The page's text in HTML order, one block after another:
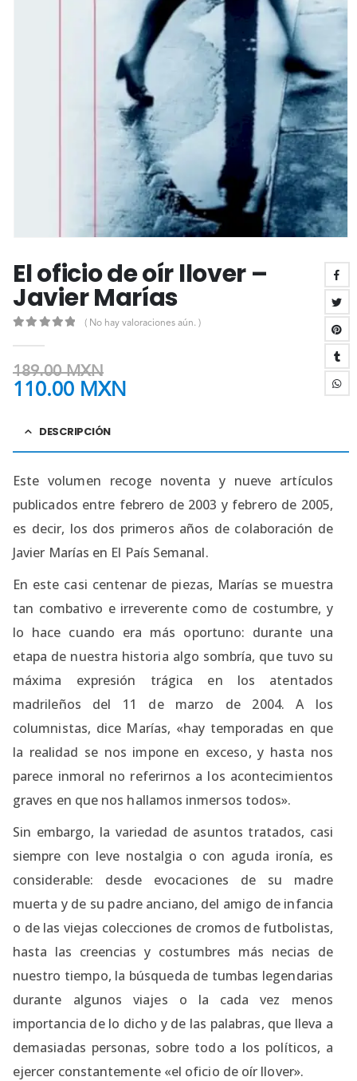
El oficio de oír llover –
Javier Marías
( No hay valoraciones aún. )
189.00MXN
110.00 MXN
DESCRIPCIÓN
Este volumen recoge noventa y nueve artículos
publicados entre febrero de 2003 y febrero de 2005,
es decir, los dos primeros años de colaboración de
Javier Marías en El País Semanal.
En este casi centenar de piezas, Marías se muestra
tan combativo e irreverente como de costumbre, y
lo hace cuando era más oportuno: durante una
etapa de nuestra historia algo sombría, que tuvo su
máxima expresión trágica en los atentados
madrileños del 11 de marzo de 2004. A los
columnistas, dice Marías, «hay temporadas en que
la realidad se nos impone en exceso, y hasta nos
parece inmoral no referirnos a los acontecimientos
graves en que nos hallamos inmersos todos».
Sin embargo, la variedad de asuntos tratados, casi
siempre con leve nostalgia o con aguda ironía, es
considerable: desde evocaciones de su madre
muerta y de su padre anciano, del amigo de infancia
o de las viejas colecciones de cromos de futbolistas,
hasta las creencias y costumbres más necias de
nuestro tiempo, la búsqueda de tumbas legendarias
durante algunos viajes o la cada vez menos
importancia de lo dicho y de las palabras, que lleva a
demasiadas personas, sobre todo a los políticos, a
ejercer constantemente «el oficio de oír llover».